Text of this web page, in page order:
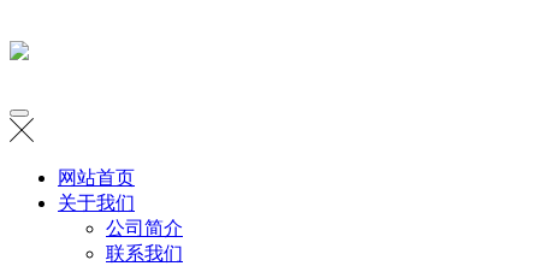
网站首页
关于我们
公司简介
联系我们